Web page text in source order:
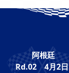
阿根廷
Rd.02 4月2日